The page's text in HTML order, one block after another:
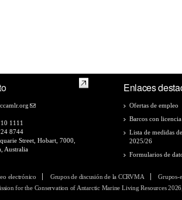
1111
8744
Street, Hobart, 7000,
Australia
Enlaces
Ofertas de empleo
Barcos con
Lista de medidas
2025/26
Formularios de
electrónico Grupos de discusión de la CCRVMA
Grupos-
for the Conservation of Antarctic Marine Living Resources